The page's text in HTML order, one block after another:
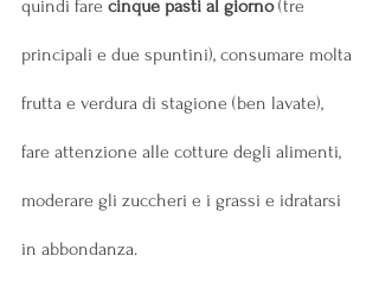
quindi fare cinque pasti al giorno (tre
principali e due spuntini), consumare molta
frutta e verdura di stagione (ben lavate),
fare attenzione alle cotture degli alimenti,
moderare gli zuccheri e i grassi e idratarsi
in abbondanza.